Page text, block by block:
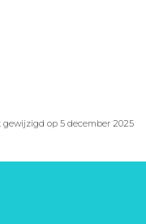
gewijzigd op 5 december 2025